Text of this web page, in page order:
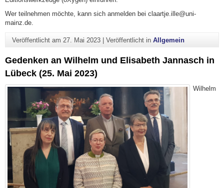
Wer teilnehmen möchte, kann sich anmelden bei claartje.ille@uni-
mainz.de.
Veröffentlicht am 27. Mai 2023| Veröffentlicht in Allgemein
Gedenken an Wilhelm und Elisabeth Jannasch in
Lübeck (25. Mai 2023)
Wilhelm